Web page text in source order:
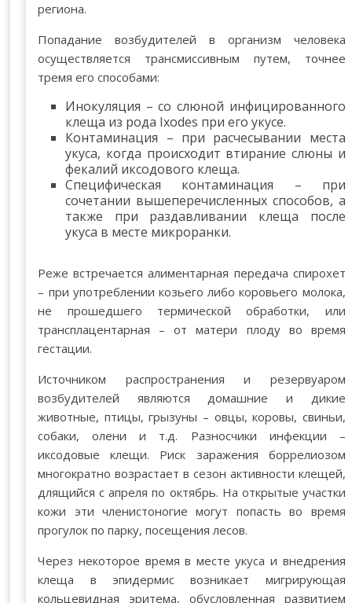
региона.
Попадание возбудителей в организм человека
осуществляется трансмиссивным путем, точнее
тремя его способами:
Инокуляция – со слюной инфицированного
клеща из рода Ixodes при его укусе.
Контаминация – при расчесывании места
укуса, когда происходит втирание слюны и
фекалий иксодового клеща.
Специфическая контаминация – при
сочетании вышеперечисленных способов, а
также при раздавливании клеща после
укуса в месте микроранки.
Реже встречается алиментарная передача спирохет
– при употреблении козьего либо коровьего молока,
не прошедшего термической обработки, или
трансплацентарная – от матери плоду во время
гестации.
Источником распространения и резервуаром
возбудителей являются домашние и дикие
животные, птицы, грызуны – овцы, коровы, свиньи,
собаки, олени и т.д. Разносчики инфекции –
иксодовые клещи. Риск заражения боррелиозом
многократно возрастает в сезон активности клещей,
длящийся с апреля по октябрь. На открытые участки
кожи эти членистоногие могут попасть во время
прогулок по парку, посещения лесов.
Через некоторое время в месте укуса и внедрения
клеща в эпидермис возникает мигрирующая
кольцевидная эритема, обусловленная развитием